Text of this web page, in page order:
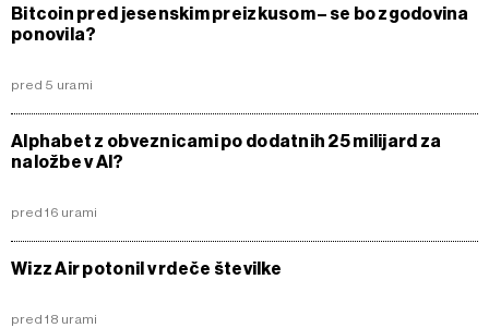
Bitcoin pred jesenskim preizkusom – se bo zgodovina
ponovila?
pred 5 urami
Alphabet z obveznicami po dodatnih 25 milijard za
naložbe v AI?
pred 16 urami
Wizz Air potonil v rdeče številke
pred 18 urami